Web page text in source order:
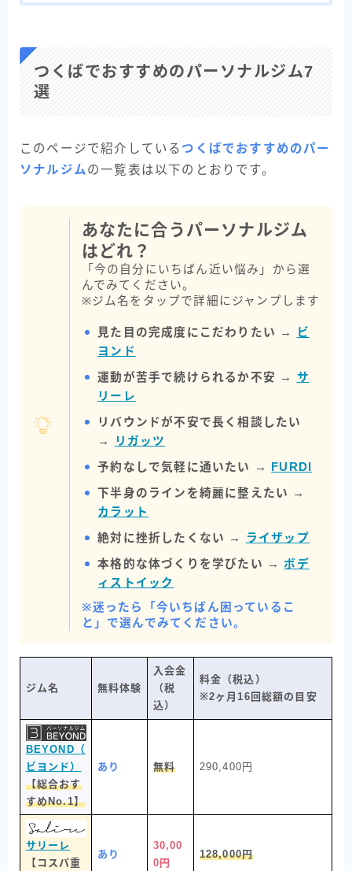
つくばでおすすめのパーソナルジム7
選
このページで紹介している つくばでおすすめのパー
ソナルジム の一覧表は以下のとおりです。
あなたに合うパーソナルジム
はどれ？
「今の自分にいちばん近い悩み」から選
んでみてください。
※ジム名をタップで詳細にジャンプします
見た目の完成度にこだわりたい →
ビ
ヨンド
運動が苦手で続けられるか不安 → サ
リーレ
リバウンドが不安で長く相談したい
→
リガッツ
予約なしで気軽に通いたい → FURDI
下半身のラインを綺麗に整えたい →
カラット
絶対に挫折したくない → ライザップ
本格的な体づくりを学びたい →ボデ
ィストイック
※迷ったら「今いちばん困っているこ
と」で選んでみてください。
ジム名 無料体験
入会金
（税
込）
料金（税込）
※2ヶ月16回総額の目安
BEYOND（
ビヨンド）
【総合おす
すめNo.1】
あり 無料 290,400円
サリーレ
【コスパ重
あり
30,00
0円
128,000円